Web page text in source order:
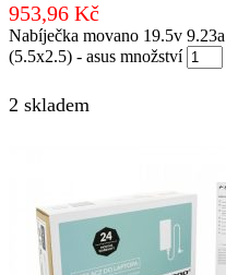
953,96 Kč
Nabíječka movano 19.5v 9.23a
(5.5x2.5) - asus množství
2 skladem